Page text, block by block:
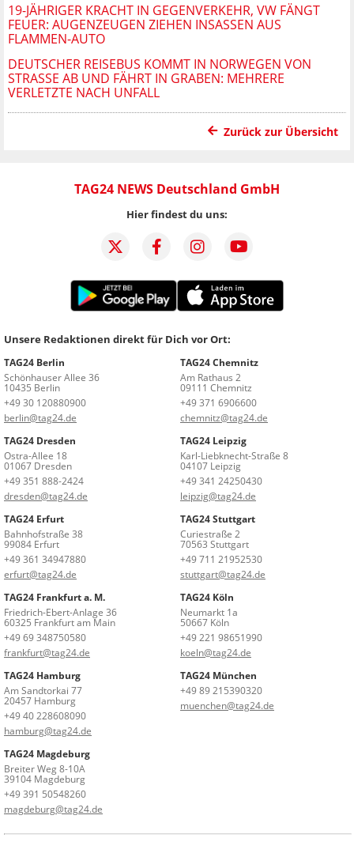
19-JÄHRIGER KRACHT IN GEGENVERKEHR, VW FÄNGT
FEUER: AUGENZEUGEN ZIEHEN INSASSEN AUS
FLAMMEN-AUTO
DEUTSCHER REISEBUS KOMMT IN NORWEGEN VON
STRASSE AB UND FÄHRT IN GRABEN: MEHRERE V
ERLETZTE NACH UNFALL
Zurück zur Übersicht
TAG24 NEWS Deutschland GmbH
Hier findest du uns:
Unsere Redaktionen direkt für Dich vor Ort:
TAG24 Berlin
Schönhauser Allee 36
10435 Berlin
+49 30 120880900
berlin@tag24.de
TAG24 Chemnitz
Am Rathaus 2
09111 Chemnitz
+49 371 6906600
chemnitz@tag24.de
TAG24 Dresden
Ostra-Allee 18
01067 Dresden
+49 351 888-2424
dresden@tag24.de
TAG24 Leipzig
Karl-Liebknecht-Straße 8
04107 Leipzig
+49 341 24250430
leipzig@tag24.de
TAG24 Erfurt
Bahnhofstraße 38
99084 Erfurt
+49 361 34947880
erfurt@tag24.de
TAG24 Stuttgart
Curiestraße 2
70563 Stuttgart
+49 711 21952530
stuttgart@tag24.de
TAG24 Frankfurt a. M.
Friedrich-Ebert-Anlage 36
60325 Frankfurt am Main
+49 69 348750580
frankfurt@tag24.de
TAG24 Köln
Neumarkt 1a
50667 Köln
+49 221 98651990
koeln@tag24.de
TAG24 Hamburg
Am Sandtorkai 77
20457 Hamburg
+49 40 228608090
hamburg@tag24.de
TAG24 München
+49 89 215390320
muenchen@tag24.de
TAG24 Magdeburg
Breiter Weg 8-10A
39104 Magdeburg
+49 391 50548260
magdeburg@tag24.de